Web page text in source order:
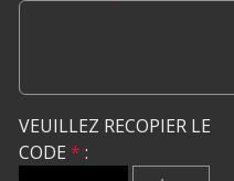
VEUILLEZ RECOPIER LE
CODE * :